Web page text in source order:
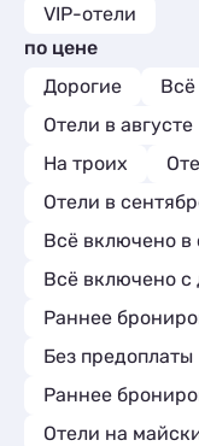
VIP-отели
по цене
Дорогие
Отели в августе
На троих
Отели в
Всё включено в
Всё включено с
Раннее
Без предоплаты
Раннее
Отели на